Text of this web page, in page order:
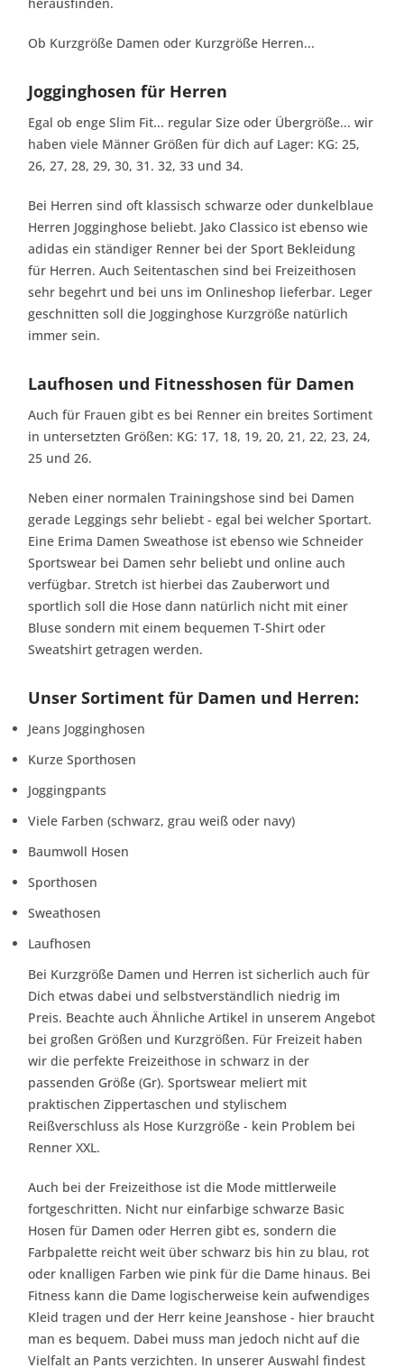
Ob Kurzgröße Damen oder Kurzgröße Herren...
Jogginghosen für Herren
Egal ob enge Slim Fit... regular Size oder Übergröße... wir
haben viele Männer Größen für dich auf Lager: KG: 25,
26, 27, 28, 29, 30, 31. 32, 33 und 34.
Bei Herren sind oft klassisch schwarze oder dunkelblaue
Herren Jogginghose beliebt. Jako Classico ist ebenso wie
adidas ein ständiger Renner bei der Sport Bekleidung
für Herren. Auch Seitentaschen sind bei Freizeithosen
sehr begehrt und bei uns im Onlineshop lieferbar. Leger
geschnitten soll die Jogginghose Kurzgröße natürlich
immer sein.
Laufhosen und Fitnesshosen für Damen
Auch für Frauen gibt es bei Renner ein breites Sortiment
in untersetzten Größen: KG: 17, 18, 19, 20, 21, 22, 23, 24,
25 und 26.
Neben einer normalen Trainingshose sind bei Damen
gerade Leggings sehr beliebt - egal bei welcher Sportart.
Eine Erima Damen Sweathose ist ebenso wie Schneider
Sportswear bei Damen sehr beliebt und online auch
verfügbar. Stretch ist hierbei das Zauberwort und
sportlich soll die Hose dann natürlich nicht mit einer
Bluse sondern mit einem bequemen T-Shirt oder
Sweatshirt getragen werden.
Unser Sortiment für Damen und Herren:
Jeans Jogginghosen
Kurze Sporthosen
Joggingpants
Viele Farben (schwarz, grau weiß oder navy)
Baumwoll Hosen
Sporthosen
Sweathosen
Laufhosen
Bei Kurzgröße Damen und Herren ist sicherlich auch für
Dich etwas dabei und selbstverständlich niedrig im
Preis. Beachte auch Ähnliche Artikel in unserem Angebot
bei großen Größen und Kurzgrößen. Für Freizeit haben
wir die perfekte Freizeithose in schwarz in der
passenden Größe (Gr). Sportswear meliert mit
praktischen Zippertaschen und stylischem
Reißverschluss als Hose Kurzgröße - kein Problem bei
Renner XXL.
Auch bei der Freizeithose ist die Mode mittlerweile
fortgeschritten. Nicht nur einfarbige schwarze Basic
Hosen für Damen oder Herren gibt es, sondern die
Farbpalette reicht weit über schwarz bis hin zu blau, rot
oder knalligen Farben wie pink für die Dame hinaus. Bei
Fitness kann die Dame logischerweise kein aufwendiges
Kleid tragen und der Herr keine Jeanshose - hier braucht
man es bequem. Dabei muss man jedoch nicht auf die
Vielfalt an Pants verzichten. In unserer Auswahl findest